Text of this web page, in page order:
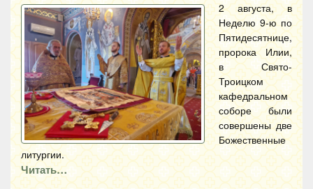
2 августа, в
Неделю 9-ю по
Пятидесятнице,
пророка Илии,
в Свято-
Троицком
кафедральном
соборе были
совершены две
Божественные
литургии.
Читать…